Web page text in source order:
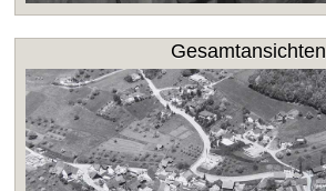
Gesamtansichten